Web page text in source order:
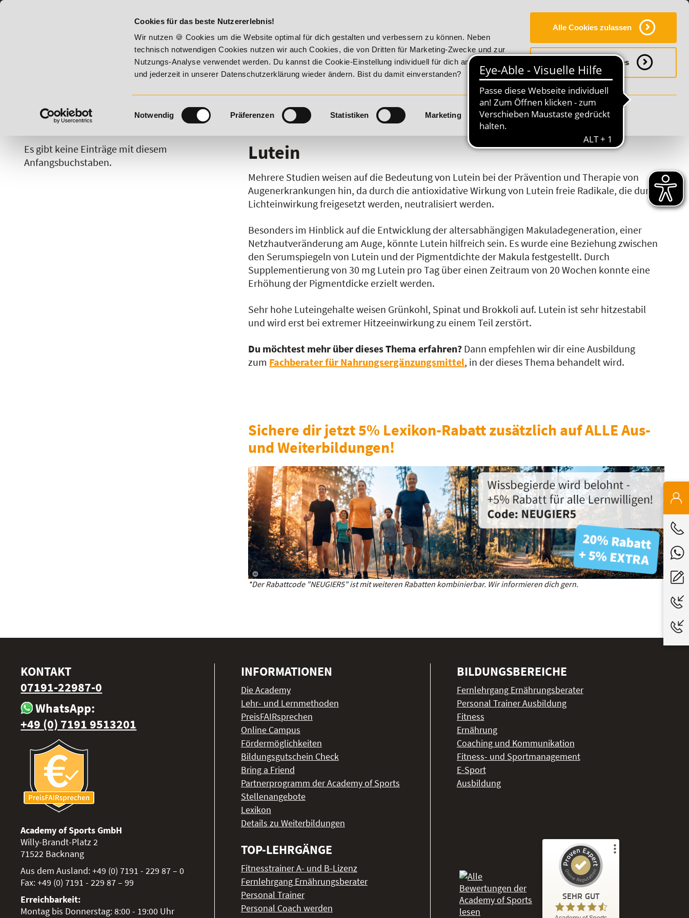
Cookies für das beste Nutzererlebnis!
Wir nutzen 🍪 Cookies um die Website optimal für dich gestalten und verbessern zu können. Neben
technisch notwendigen Cookies nutzen wir auch Cookies, die von Dritten für Marketing-Zwecke und zur
Nutzungs-Analyse verwendet werden. Du kannst die Cookie-Einstellung individuell für dich anpassen
und jederzeit in unserer Datenschutzerklärung wieder ändern. Bist du damit einverstanden?
Einwilligungsauswahl
Notwendig Präferenzen Statistiken Marketing Details anzeigen
Alle Cookies zulassen
Notwendige Cookies
KONTAKT FAQ ONLINE-CAMPUS
20% Rabatt bis 17. August 2026 - Summer Vitality! 20% Rabatt bis 17. August 2026 - Summer Vitality! 20% Rabatt bis 17. August 2026 - Summer Vitality!
B C G H K L O P S T
Lutein
Mehrere Studien weisen auf die Bedeutung von Lutein bei der Prävention und Therapie von
Augenerkrankungen hin, da durch die antioxidative Wirkung von Lutein freie Radikale, die durch
Lichteinwirkung freigesetzt werden, neutralisiert werden.
Besonders im Hinblick auf die Entwicklung der altersabhängigen Makuladegeneration, einer
Netzhautveränderung am Auge, könnte Lutein hilfreich sein. Es wurde eine Beziehung zwischen
den Serumspiegeln von Lutein und der Pigmentdichte der Makula festgestellt. Durch
Supplementierung von 30 mg Lutein pro Tag über einen Zeitraum von 20 Wochen konnte eine
Erhöhung der Pigmentdicke erzielt werden.
Sehr hohe Luteingehalte weisen Grünkohl, Spinat und Brokkoli auf. Lutein ist sehr hitzestabil
und wird erst bei extremer Hitzeeinwirkung zu einem Teil zerstört.
Du möchtest mehr über dieses Thema erfahren? Dann empfehlen wir dir eine Ausbildung
zum Fachberater für Nahrungsergänzungsmittel, in der dieses Thema behandelt wird.
Sichere dir jetzt 5% Lexikon-Rabatt zusätzlich auf ALLE Aus-
und Weiterbildungen!
*Der Rabattcode "NEUGIER5" ist mit weiteren Rabatten kombinierbar. Wir informieren dich gern.
Es gibt keine Einträge mit diesem
Anfangsbuchstaben.
KONTAKT
07191-22987-0
WhatsApp:
+49 (0) 7191 9513201
Academy of Sports GmbH
Willy-Brandt-Platz 2
71522 Backnang
Aus dem Ausland:+49 (0) 7191 - 229 87 – 0
Fax:+49 (0) 7191 - 229 87 – 99
Erreichbarkeit:
Montag bis Donnerstag: 8:00 - 19:00 Uhr
INFORMATIONEN
Die Academy
Lehr- und Lernmethoden
PreisFAIRsprechen
Online Campus
Fördermöglichkeiten
Bildungsgutschein Check
Bring a Friend
Partnerprogramm der Academy of Sports
Stellenangebote
Lexikon
Details zu Weiterbildungen
TOP-LEHRGÄNGE
Fitnesstrainer A- und B-Lizenz
Fernlehrgang Ernährungsberater
Personal Trainer
Personal Coach werden
BILDUNGSBEREICHE
Fernlehrgang Ernährungsberater
Personal Trainer Ausbildung
Fitness
Ernährung
Coaching und Kommunikation
Fitness- und Sportmanagement
E-Sport
Ausbildung
SEHR GUT
Kundenbewertungen und Erfahrungen zu
Academy of Sports
SEHR GUT